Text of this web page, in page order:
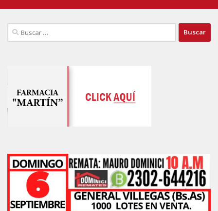
Buscar: